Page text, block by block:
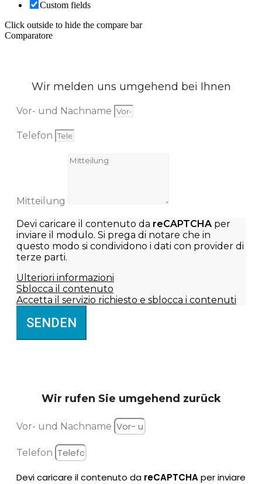
Custom fields
Click outside to hide the compare bar
Comparatore
Wir melden uns umgehend bei Ihnen
Vor- und Nachname
Telefon
Mitteilung
Devi caricare il contenuto da reCAPTCHA per
inviare il modulo. Si prega di notare che in
questo modo si condividono i dati con provider di
terze parti.
Ulteriori informazioni
Sblocca il contenuto
Accetta il servizio richiesto e sblocca i contenuti
SENDEN
Wir rufen Sie umgehend zurück
Vor- und Nachname
Telefon
Devi caricare il contenuto da reCAPTCHAper inviare